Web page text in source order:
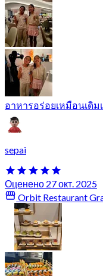
อาหารอร่อยเหมือนเดิ
sepai
Оценено 27 окт. 2025
Orbit Restaurant